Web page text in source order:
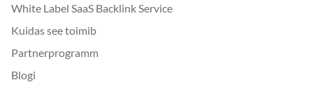
White Label SaaS Backlink Service
Kuidas see toimib
Partnerprogramm
Blogi